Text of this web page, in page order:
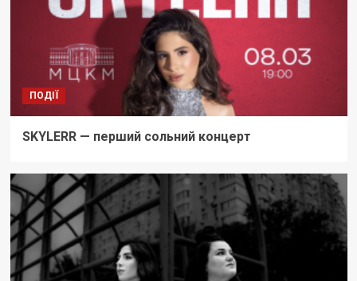
ПОДІЇ
SKYLERR — перший сольний концерт